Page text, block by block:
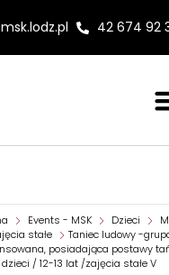
42 674 92
Events - MSK Dzieci
stałe
Taniec ludowy -
posiadająca postawy
/ 12-13 lat /zajęcia stałe V